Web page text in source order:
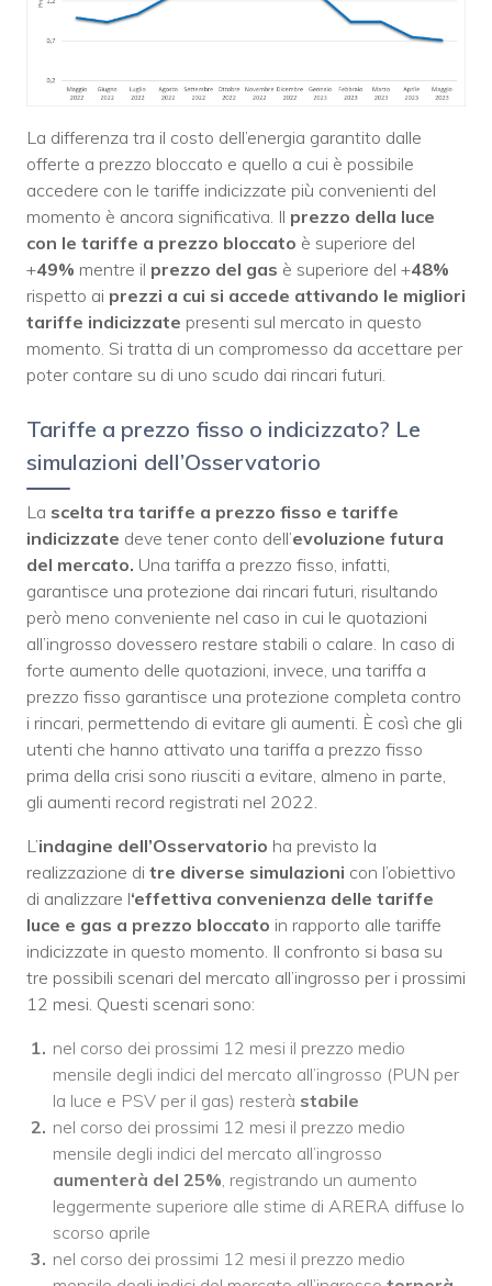
La differenza tra il costo dell’energia garantito dalle
offerte a prezzo bloccato e quello a cui è possibile
accedere con le tariffe indicizzate più convenienti del
momento è ancora significativa. Il prezzo della luce
con le tariffe a prezzo bloccato è superiore del
+49% mentre il prezzo del gas è superiore del +48%
rispetto ai prezzi a cui si accede attivando le migliori
tariffe indicizzate presenti sul mercato in questo
momento. Si tratta di un compromesso da accettare per
poter contare su di uno scudo dai rincari futuri.
Tariffe a prezzo fisso o indicizzato? Le
simulazioni dell’Osservatorio
La scelta tra tariffe a prezzo fisso e tariffe
indicizzate deve tener conto dell’evoluzione futura
del mercato. Una tariffa a prezzo fisso, infatti,
garantisce una protezione dai rincari futuri, risultando
però meno conveniente nel caso in cui le quotazioni
all’ingrosso dovessero restare stabili o calare. In caso di
forte aumento delle quotazioni, invece, una tariffa a
prezzo fisso garantisce una protezione completa contro
i rincari, permettendo di evitare gli aumenti. È così che gli
utenti che hanno attivato una tariffa a prezzo fisso
prima della crisi sono riusciti a evitare, almeno in parte,
gli aumenti record registrati nel 2022.
L’indagine dell’Osservatorio ha previsto la
realizzazione di tre diverse simulazioni con l’obiettivo
di analizzare l‘effettiva convenienza delle tariffe
luce e gas a prezzo bloccato in rapporto alle tariffe
indicizzate in questo momento. Il confronto si basa su
tre possibili scenari del mercato all’ingrosso per i prossimi
12 mesi. Questi scenari sono:
nel corso dei prossimi 12 mesi il prezzo medio
mensile degli indici del mercato all’ingrosso (PUN per
la luce e PSV per il gas) resterà stabile
nel corso dei prossimi 12 mesi il prezzo medio
mensile degli indici del mercato all’ingrosso
aumenterà del 25% , registrando un aumento
leggermente superiore alle stime di ARERA diffuse lo
scorso aprile
nel corso dei prossimi 12 mesi il prezzo medio